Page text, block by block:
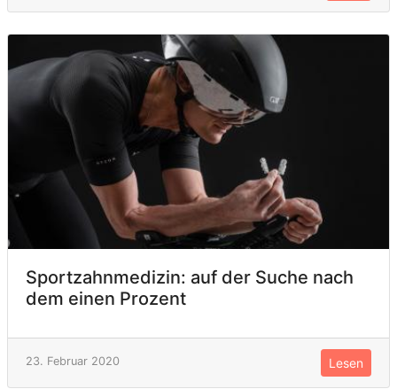
Sportzahnmedizin: auf der Suche nach
dem einen Prozent
23. Februar 2020 Lesen